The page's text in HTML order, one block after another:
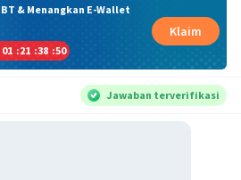
& Menangkan E-Wallet
01 :21 :38 :50
Klaim
Jawaban terverifikasi